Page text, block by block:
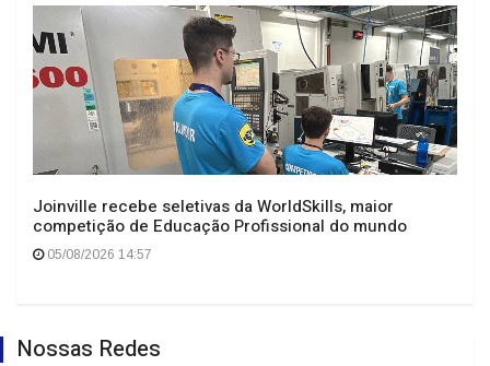
Joinville recebe seletivas da WorldSkills, maior
competição de Educação Profissional do mundo
05/08/2026 14:57
Nossas Redes